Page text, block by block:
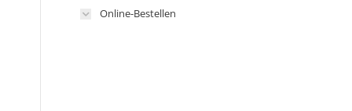
Online-Bestellen